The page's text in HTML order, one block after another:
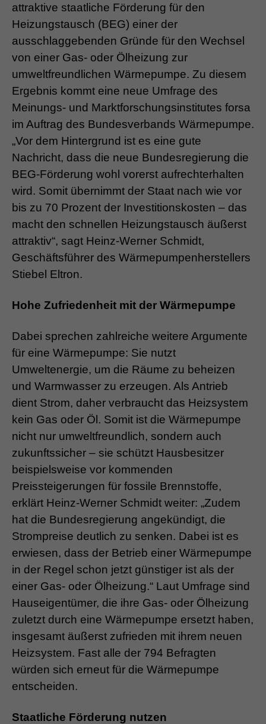
attraktive staatliche Förderung für den
Heizungstausch (BEG) einer der
ausschlaggebenden Gründe für den Wechsel
von einer Gas- oder Ölheizung zur
umweltfreundlichen Wärmepumpe. Zu diesem
Ergebnis kommt eine neue Umfrage des
Meinungs- und Marktforschungsinstitutes forsa
im Auftrag des Bundesverbands Wärmepumpe.
„Vor dem Hintergrund ist es eine gute
Nachricht, dass die neue Bundesregierung die
BEG-Förderung wohl vorerst aufrechterhalten
wird. Somit übernimmt der Staat nach wie vor
bis zu 70 Prozent der Investitionskosten – das
macht den schnellen Heizungstausch äußerst
attraktiv“, sagt Heinz-Werner Schmidt,
Geschäftsführer des Wärmepumpenherstellers
Stiebel Eltron.
Hohe Zufriedenheit mit der Wärmepumpe
Dabei sprechen zahlreiche weitere Argumente
für eine Wärmepumpe: Sie nutzt
Umweltenergie, um die Räume zu beheizen
und Warmwasser zu erzeugen. Als Antrieb
dient Strom, daher verbraucht das Heizsystem
kein Gas oder Öl. Somit ist die Wärmepumpe
nicht nur umweltfreundlich, sondern auch
zukunftssicher – sie schützt Hausbesitzer
beispielsweise vor kommenden
Preissteigerungen für fossile Brennstoffe,
erklärt Heinz-Werner Schmidt weiter: „Zudem
hat die Bundesregierung angekündigt, die
Strompreise deutlich zu senken. Dabei ist es
erwiesen, dass der Betrieb einer Wärmepumpe
in der Regel schon jetzt günstiger ist als der
einer Gas- oder Ölheizung.“ Laut Umfrage sind
Hauseigentümer, die ihre Gas- oder Ölheizung
zuletzt durch eine Wärmepumpe ersetzt haben,
insgesamt äußerst zufrieden mit ihrem neuen
Heizsystem. Fast alle der 794 Befragten
würden sich erneut für die Wärmepumpe
entscheiden.
Staatliche Förderung nutzen